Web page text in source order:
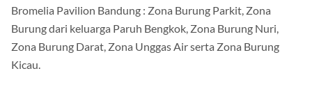
Bromelia Pavilion Bandung : Zona Burung Parkit, Zona
Burung dari keluarga Paruh Bengkok, Zona Burung Nuri,
Zona Burung Darat, Zona Unggas Air serta Zona Burung
Kicau.